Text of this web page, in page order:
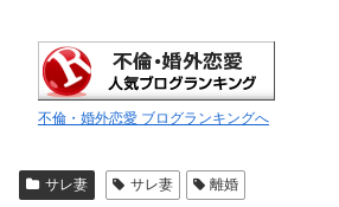
不倫・婚外恋愛 ブログランキングへ
サレ妻 サレ妻 離婚